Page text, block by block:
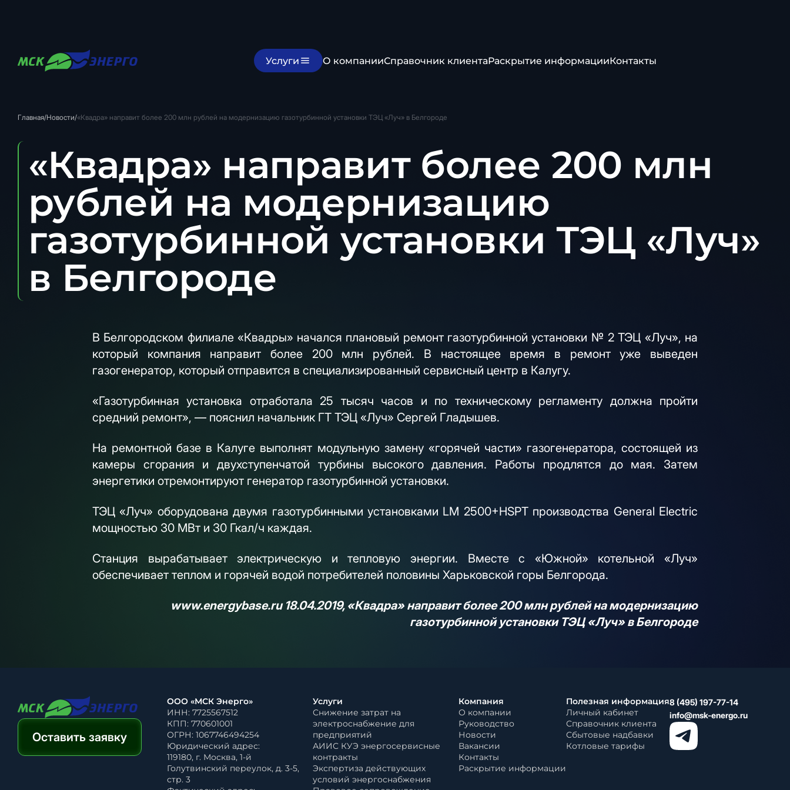
Услуги О компанииСправочник клиентаРаскрытие информацииКонтакты
Главная/Новости/«Квадра» направит более 200 млн рублей на модернизацию газотурбинной установки ТЭЦ «Луч» в Белгороде
«Квадра» направит более 200 млн
рублей на модернизацию
газотурбинной установки ТЭЦ «Луч»
в Белгороде
В Белгородском филиале «Квадры» начался плановый ремонт газотурбинной установки № 2 ТЭЦ «Луч», на
который компания направит более 200 млн рублей. В настоящее время в ремонт уже выведен
газогенератор, который отправится в специализированный сервисный центр в Калугу.
«Газотурбинная установка отработала 25 тысяч часов и по техническому регламенту должна пройти
средний ремонт», — пояснил начальник ГТ ТЭЦ «Луч» Сергей Гладышев.
На ремонтной базе в Калуге выполнят модульную замену «горячей части» газогенератора, состоящей из
камеры сгорания и двухступенчатой турбины высокого давления. Работы продлятся до мая. Затем
энергетики отремонтируют генератор газотурбинной установки.
ТЭЦ «Луч» оборудована двумя газотурбинными установками LM 2500+HSPT производства General Electric
мощностью 30 МВт и 30 Гкал/ч каждая.
Станция вырабатывает электрическую и тепловую энергии. Вместе с «Южной» котельной «Луч»
обеспечивает теплом и горячей водой потребителей половины Харьковской горы Белгорода.
www.energybase.ru18.04.2019, «Квадра» направит более 200 млн рублей на модернизацию
газотурбинной установки ТЭЦ «Луч» в Белгороде
Оставить заявку
ООО «МСК Энерго»
ИНН: 7725567512
КПП: 770601001
ОГРН: 1067746494254
Юридический адрес:
119180, г. Москва, 1-й
Голутвинский переулок, д. 3-5,
стр. 3
Услуги
Снижение затрат на
электроснабжение для
предприятий
АИИС КУЭ энергосервисные
контракты
Экспертиза действующих
условий энергоснабжения
Компания
О компании
Руководство
Новости
Вакансии
Контакты
Раскрытие информации
Полезная информация
Личный кабинет
Справочник клиента
Сбытовые надбавки
Котловые тарифы
8 (495) 197-77-14
info@msk-energo.ru